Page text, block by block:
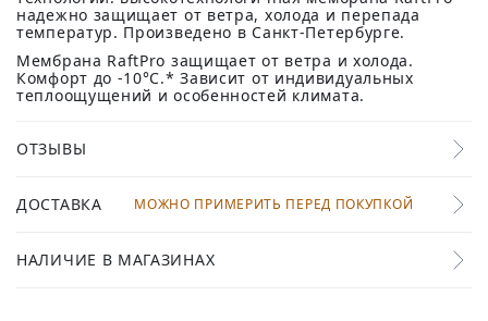
надежно защищает от ветра, холода и перепада
температур. Произведено в Санкт-Петербурге.
Мембрана RaftPro защищает от ветра и холода.
Комфорт до -10°C.* Зависит от индивидуальных
теплоощущений и особенностей климата.
ОТЗЫВЫ
ДОСТАВКА МОЖНО ПРИМЕРИТЬ ПЕРЕД ПОКУПКОЙ
НАЛИЧИЕ В МАГАЗИНАХ